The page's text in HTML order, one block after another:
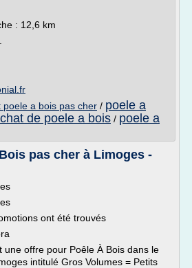
: 12,6 km
poele a bois pas cher / poele a
de poele a bois / poele a
pas cher à Limoges -
ont été trouvés
une offre pour Poêle À Bois dans le
intitulé Gros Volumes = Petits